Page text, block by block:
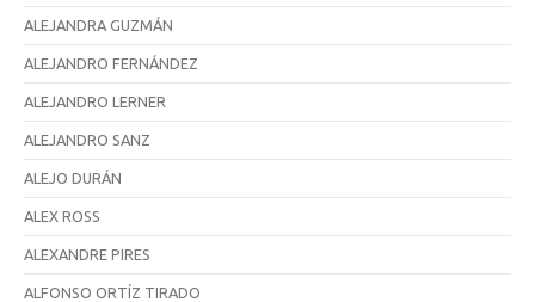
ALEJANDRA GUZMÁN
ALEJANDRO FERNÁNDEZ
ALEJANDRO LERNER
ALEJANDRO SANZ
ALEJO DURÁN
ALEX ROSS
ALEXANDRE PIRES
ALFONSO ORTÍZ TIRADO